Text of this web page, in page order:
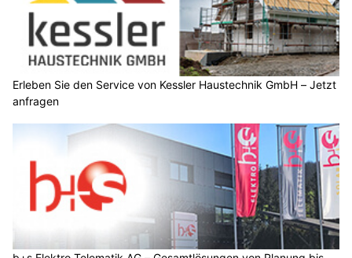
Erleben Sie den Service von Kessler Haustechnik GmbH – Jetzt
anfragen